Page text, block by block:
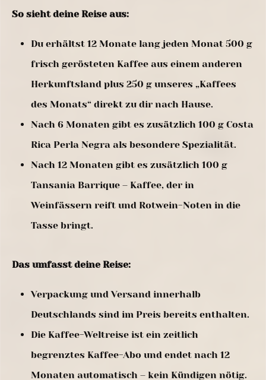
So sieht deine Reise aus:
Du erhältst 12 Monate lang jeden Monat 500 g
frisch gerösteten Kaffee aus einem anderen
Herkunftsland plus 250 g unseres „Kaffees
des Monats“ direkt zu dir nach Hause.
Nach 6 Monaten gibt es zusätzlich 100 g Costa
Rica Perla Negra als besondere Spezialität.
Nach 12 Monaten gibt es zusätzlich 100 g
Tansania Barrique – Kaffee, der in
Weinfässern reift und Rotwein-Noten in die
Tasse bringt.
Das umfasst deine Reise:
Verpackung und Versand innerhalb
Deutschlands sind im Preis bereits enthalten.
Die Kaffee-Weltreise ist ein zeitlich
begrenztes Kaffee-Abo und endet nach 12
Monaten automatisch – kein Kündigen nötig.